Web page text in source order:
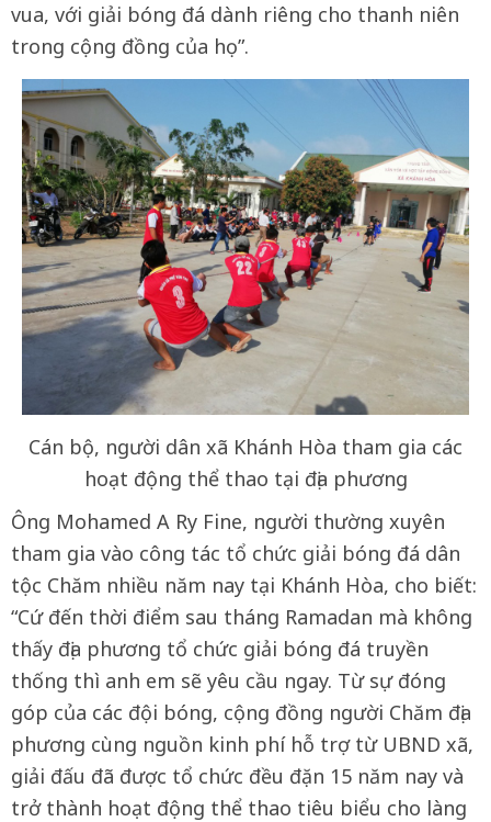
vua, với giải bóng đá dành riêng cho thanh niên
trong cộng đồng của họ”.
Cán bộ, người dân xã Khánh Hòa tham gia các
hoạt động thể thao tại địa phương
Ông Mohamed A Ry Fine, người thường xuyên
tham gia vào công tác tổ chức giải bóng đá dân
tộc Chăm nhiều năm nay tại Khánh Hòa, cho biết:
“Cứ đến thời điểm sau tháng Ramadan mà không
thấy địa phương tổ chức giải bóng đá truyền
thống thì anh em sẽ yêu cầu ngay. Từ sự đóng
góp của các đội bóng, cộng đồng người Chăm địa
phương cùng nguồn kinh phí hỗ trợ từ UBND xã,
giải đấu đã được tổ chức đều đặn 15 năm nay và
trở thành hoạt động thể thao tiêu biểu cho làng